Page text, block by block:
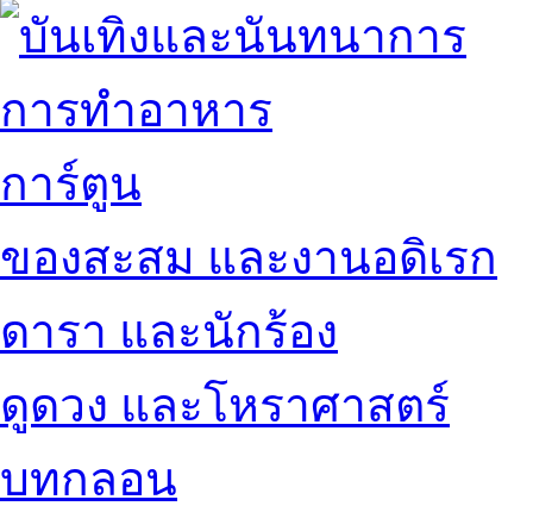
การทำอาหาร
การ์ตูน
ของสะสม และงานอดิเรก
ดารา และนักร้อง
ดูดวง และโหราศาสตร์
บทกลอน